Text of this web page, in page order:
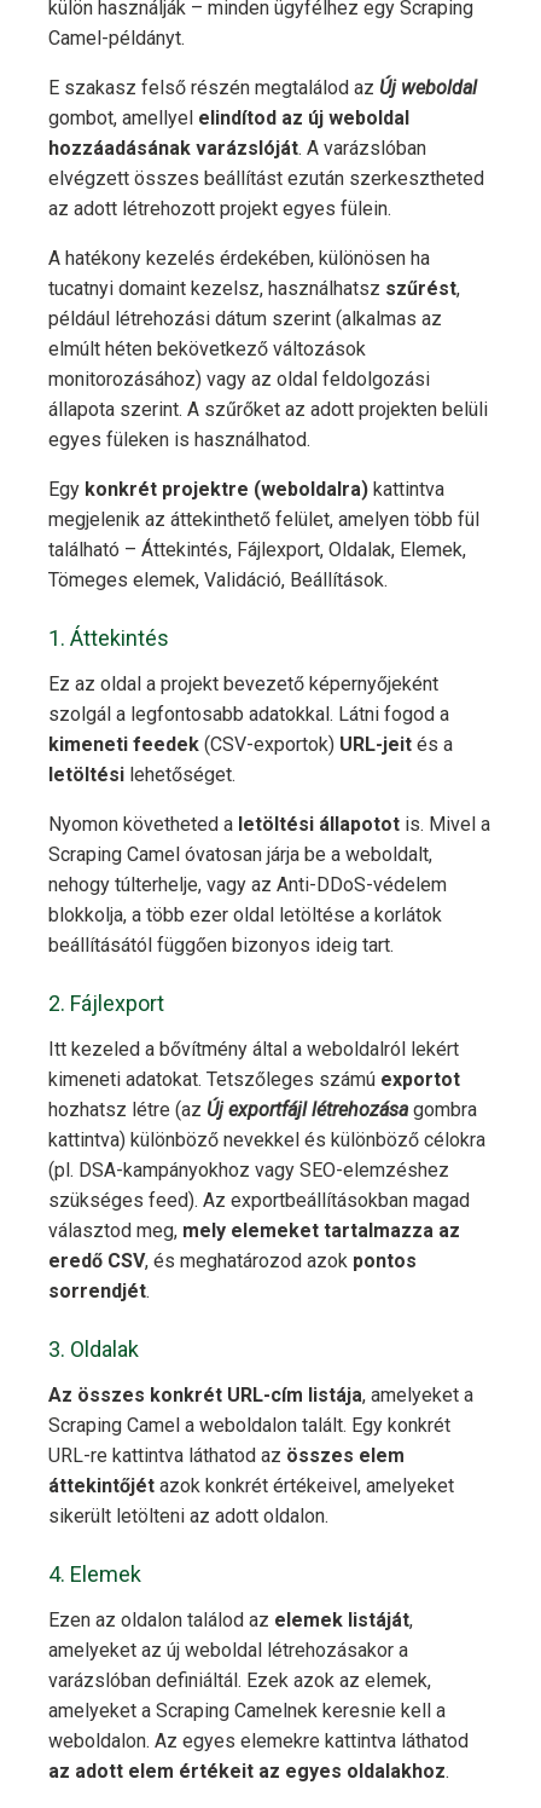
külön használják – minden ügyfélhez egy Scraping
Camel-példányt.
E szakasz felső részén megtalálod az Új weboldal
gombot, amellyel elindítod az új weboldal
hozzáadásának varázslóját. A varázslóban
elvégzett összes beállítást ezután szerkesztheted
az adott létrehozott projekt egyes fülein.
A hatékony kezelés érdekében, különösen ha
tucatnyi domaint kezelsz, használhatsz szűrést,
például létrehozási dátum szerint (alkalmas az
elmúlt héten bekövetkező változások
monitorozásához) vagy az oldal feldolgozási
állapota szerint. A szűrőket az adott projekten belüli
egyes füleken is használhatod.
Egy konkrét projektre (weboldalra) kattintva
megjelenik az áttekinthető felület, amelyen több fül
található – Áttekintés, Fájlexport, Oldalak, Elemek,
Tömeges elemek, Validáció, Beállítások.
1. Áttekintés
Ez az oldal a projekt bevezető képernyőjeként
szolgál a legfontosabb adatokkal. Látni fogod a
kimeneti feedek (CSV-exportok) URL-jeit és a
letöltési lehetőséget.
Nyomon követheted a letöltési állapotot is. Mivel a
Scraping Camel óvatosan járja be a weboldalt,
nehogy túlterhelje, vagy az Anti-DDoS-védelem
blokkolja, a több ezer oldal letöltése a korlátok
beállításától függően bizonyos ideig tart.
2. Fájlexport
Itt kezeled a bővítmény által a weboldalról lekért
kimeneti adatokat. Tetszőleges számú exportot
hozhatsz létre (az Új exportfájl létrehozása gombra
kattintva) különböző nevekkel és különböző célokra
(pl. DSA-kampányokhoz vagy SEO-elemzéshez
szükséges feed). Az exportbeállításokban magad
választod meg, mely elemeket tartalmazza az
eredő CSV, és meghatározod azok pontos
sorrendjét.
3. Oldalak
Az összes konkrét URL-cím listája, amelyeket a
Scraping Camel a weboldalon talált. Egy konkrét
URL-re kattintva láthatod az összes elem
áttekintőjét azok konkrét értékeivel, amelyeket
sikerült letölteni az adott oldalon.
4. Elemek
Ezen az oldalon találod az elemek listáját,
amelyeket az új weboldal létrehozásakor a
varázslóban definiáltál. Ezek azok az elemek,
amelyeket a Scraping Camelnek keresnie kell a
weboldalon. Az egyes elemekre kattintva láthatod
az adott elem értékeit az egyes oldalakhoz.